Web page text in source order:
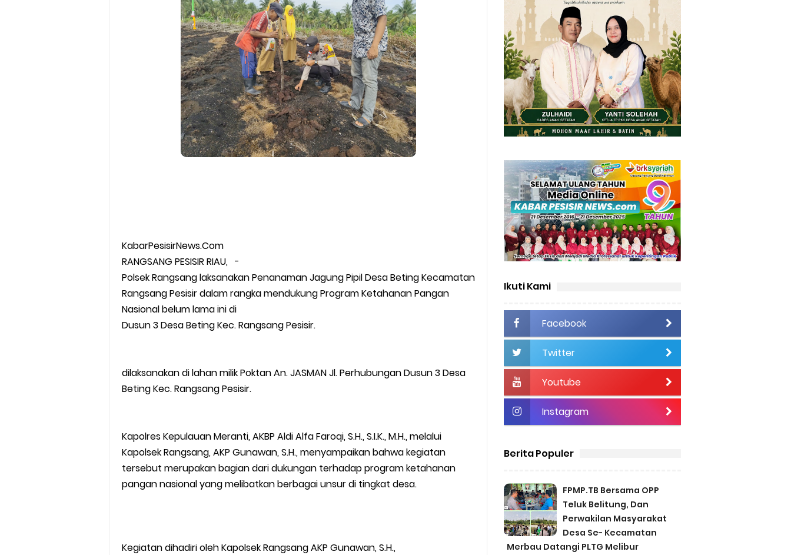
Thursday, 6 August
KabarPesisirNews.Com
RANGSANG PESISIR RIAU, -
Polsek Rangsang laksanakan Penanaman Jagung Pipil Desa Beting Kecamatan
Rangsang Pesisir dalam rangka mendukung Program Ketahanan Pangan
Nasional belum lama ini di
Dusun 3 Desa Beting Kec. Rangsang Pesisir.
dilaksanakan di lahan milik Poktan An. JASMAN Jl. Perhubungan Dusun 3 Desa
Beting Kec. Rangsang Pesisir.
Kapolres Kepulauan Meranti, AKBP Aldi Alfa Faroqi, S.H., S.I.K., M.H., melalui
Kapolsek Rangsang, AKP Gunawan, S.H., menyampaikan bahwa kegiatan
tersebut merupakan bagian dari dukungan terhadap program ketahanan
pangan nasional yang melibatkan berbagai unsur di tingkat desa.
Kegiatan dihadiri oleh Kapolsek Rangsang AKP Gunawan, S.H.,
Ikuti Kami
Facebook
Twitter
Youtube
Instagram
Berita Populer
FPMP.TB Bersama OPP
Teluk Belitung, Dan
Perwakilan Masyarakat
Desa Se- Kecamatan
Merbau Datangi PLTG Melibur